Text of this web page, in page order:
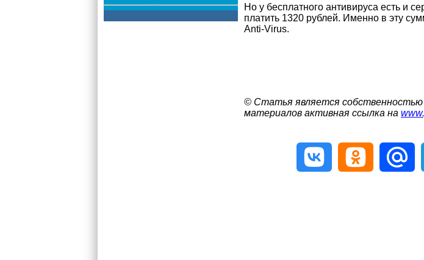
Но у бесплатного антивируса есть и
платить 1320 рублей. Именно в эту
Anti-Virus.
© Статья является собственностью
материалов активная ссылка на